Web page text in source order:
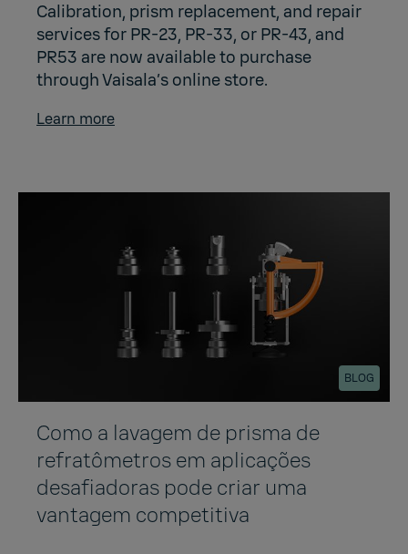
Calibration, prism replacement, and repair
services for PR-23, PR-33, or PR-43, and
PR53 are now available to purchase
through Vaisala’s online store.
Learn more
BLOG
Como a lavagem de prisma de
refratômetros em aplicações
desafiadoras pode criar uma
vantagem competitiva